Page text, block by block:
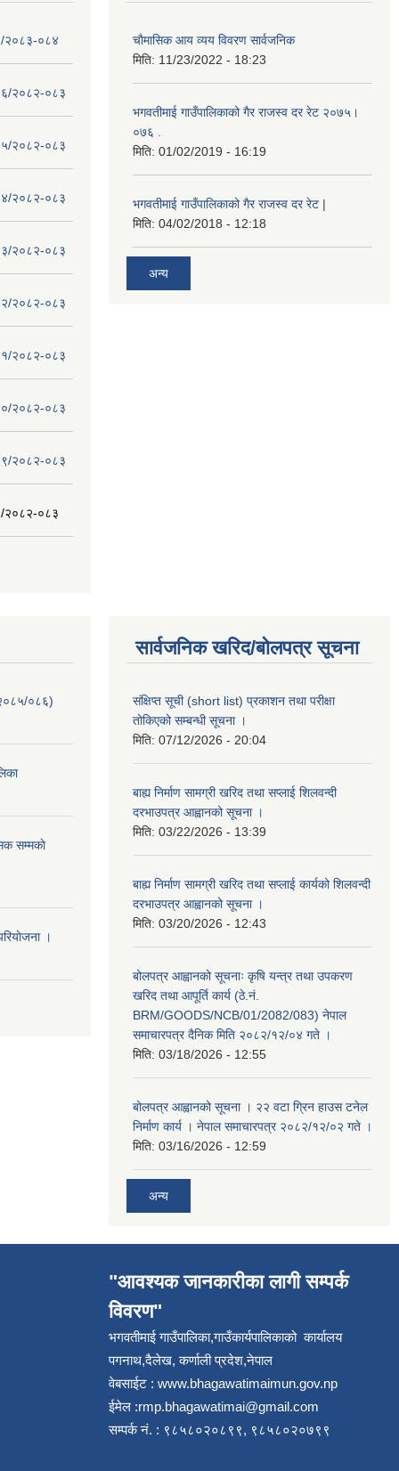
२०८३-०८४
१६/२०८२-०८३
१५/२०८२-०८३
१४/२०८२-०८३
१३/२०८२-०८३
१२/२०८२-०८३
११/२०८२-०८३
१०/२०८२-०८३
०९/२०८२-०८३
२०८२-०८३
चाैमासिक आय व्यय विवरण सार्वजनिक
मिति: 11/23/2022 - 18:23
भगवतीमाई गाउँपालिकाको गैर राजस्व दर रेट २०७५।
०७६ .
मिति: 01/02/2019 - 16:19
भगवतीमाई गाउँपालिकाको गैर राजस्व दर रेट |
मिति: 04/02/2018 - 12:18
अन्य
०८६)
सम्मकाे
।
सार्वजनिक खरिद/बोलपत्र सूचना
संक्षिप्त सूची (short list) प्रकाशन तथा परीक्षा
तोकिएको सम्बन्धी सूचना ।
मिति: 07/12/2026 - 20:04
बाह्य निर्माण सामग्री खरिद तथा सप्लाई शिलवन्दी
दरभाउपत्र आह्वानको सूचना ।
मिति: 03/22/2026 - 13:39
बाह्य निर्माण सामग्री खरिद तथा सप्लाई कार्यको शिलवन्दी
दरभाउपत्र आह्वानको सूचना ।
मिति: 03/20/2026 - 12:43
बोलपत्र आह्वानको सूचनाः कृषि यन्त्र तथा उपकरण
खरिद तथा आपूर्ति कार्य (ठे.नं.
BRM/GOODS/NCB/01/2082/083) नेपाल
समाचारपत्र दैनिक मिति २०८२/१२/०४ गते ।
मिति: 03/18/2026 - 12:55
बोलपत्र आह्वानको सूचना । २२ वटा ग्रिन हाउस टनेल
निर्माण कार्य । नेपाल समाचारपत्र २०८२/१२/०२ गते ।
मिति: 03/16/2026 - 12:59
अन्य
"आवश्यक जानकारीका लागी सम्पर्क
विवरण"
भगवतीमाई गाउँपालिका,गाउँकार्यपालिकाको कार्यालय
पगनाथ,दैलेख, कर्णाली प्रदेश,नेपाल
वेबसाईट : www.bhagawatimaimun.gov.np
ईमेल :rmp.bhagawatimai@gmail.com
सम्पर्क नं. : ९८५८०२०८९९, ९८५८०२०७९९